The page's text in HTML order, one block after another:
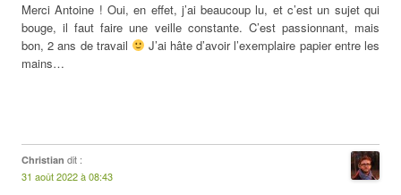
Merci Antoine ! Oui, en effet, j’ai beaucoup lu, et c’est un sujet qui
bouge, il faut faire une veille constante. C’est passionnant, mais
bon, 2 ans de travail
J’ai hâte d’avoir l’exemplaire papier entre les
mains…
Christian dit :
31 août 2022 à 08:43